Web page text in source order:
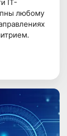
IT-
любому